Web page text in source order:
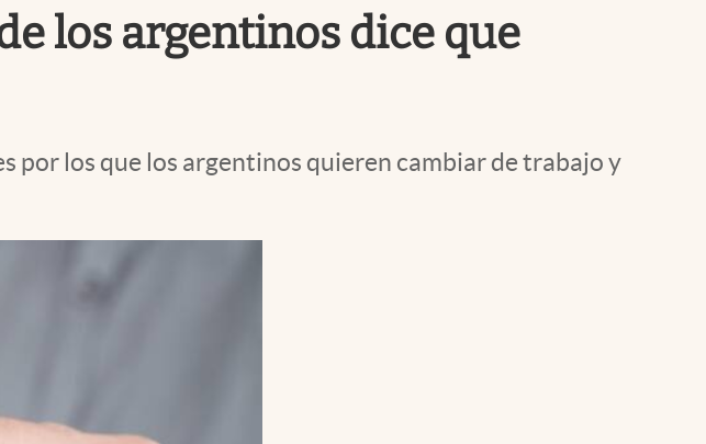
los argentinos dice que
los que los argentinos quieren cambiar de trabajo y